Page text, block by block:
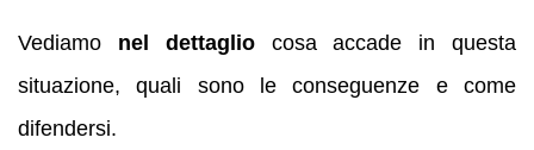
Vediamo nel dettagliocosa accade in questa
situazione, quali sono le conseguenze e come
difendersi.